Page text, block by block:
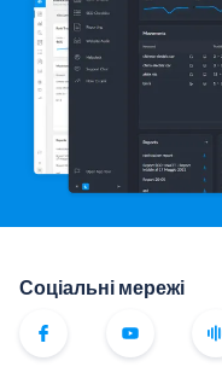
Соціальні мережі